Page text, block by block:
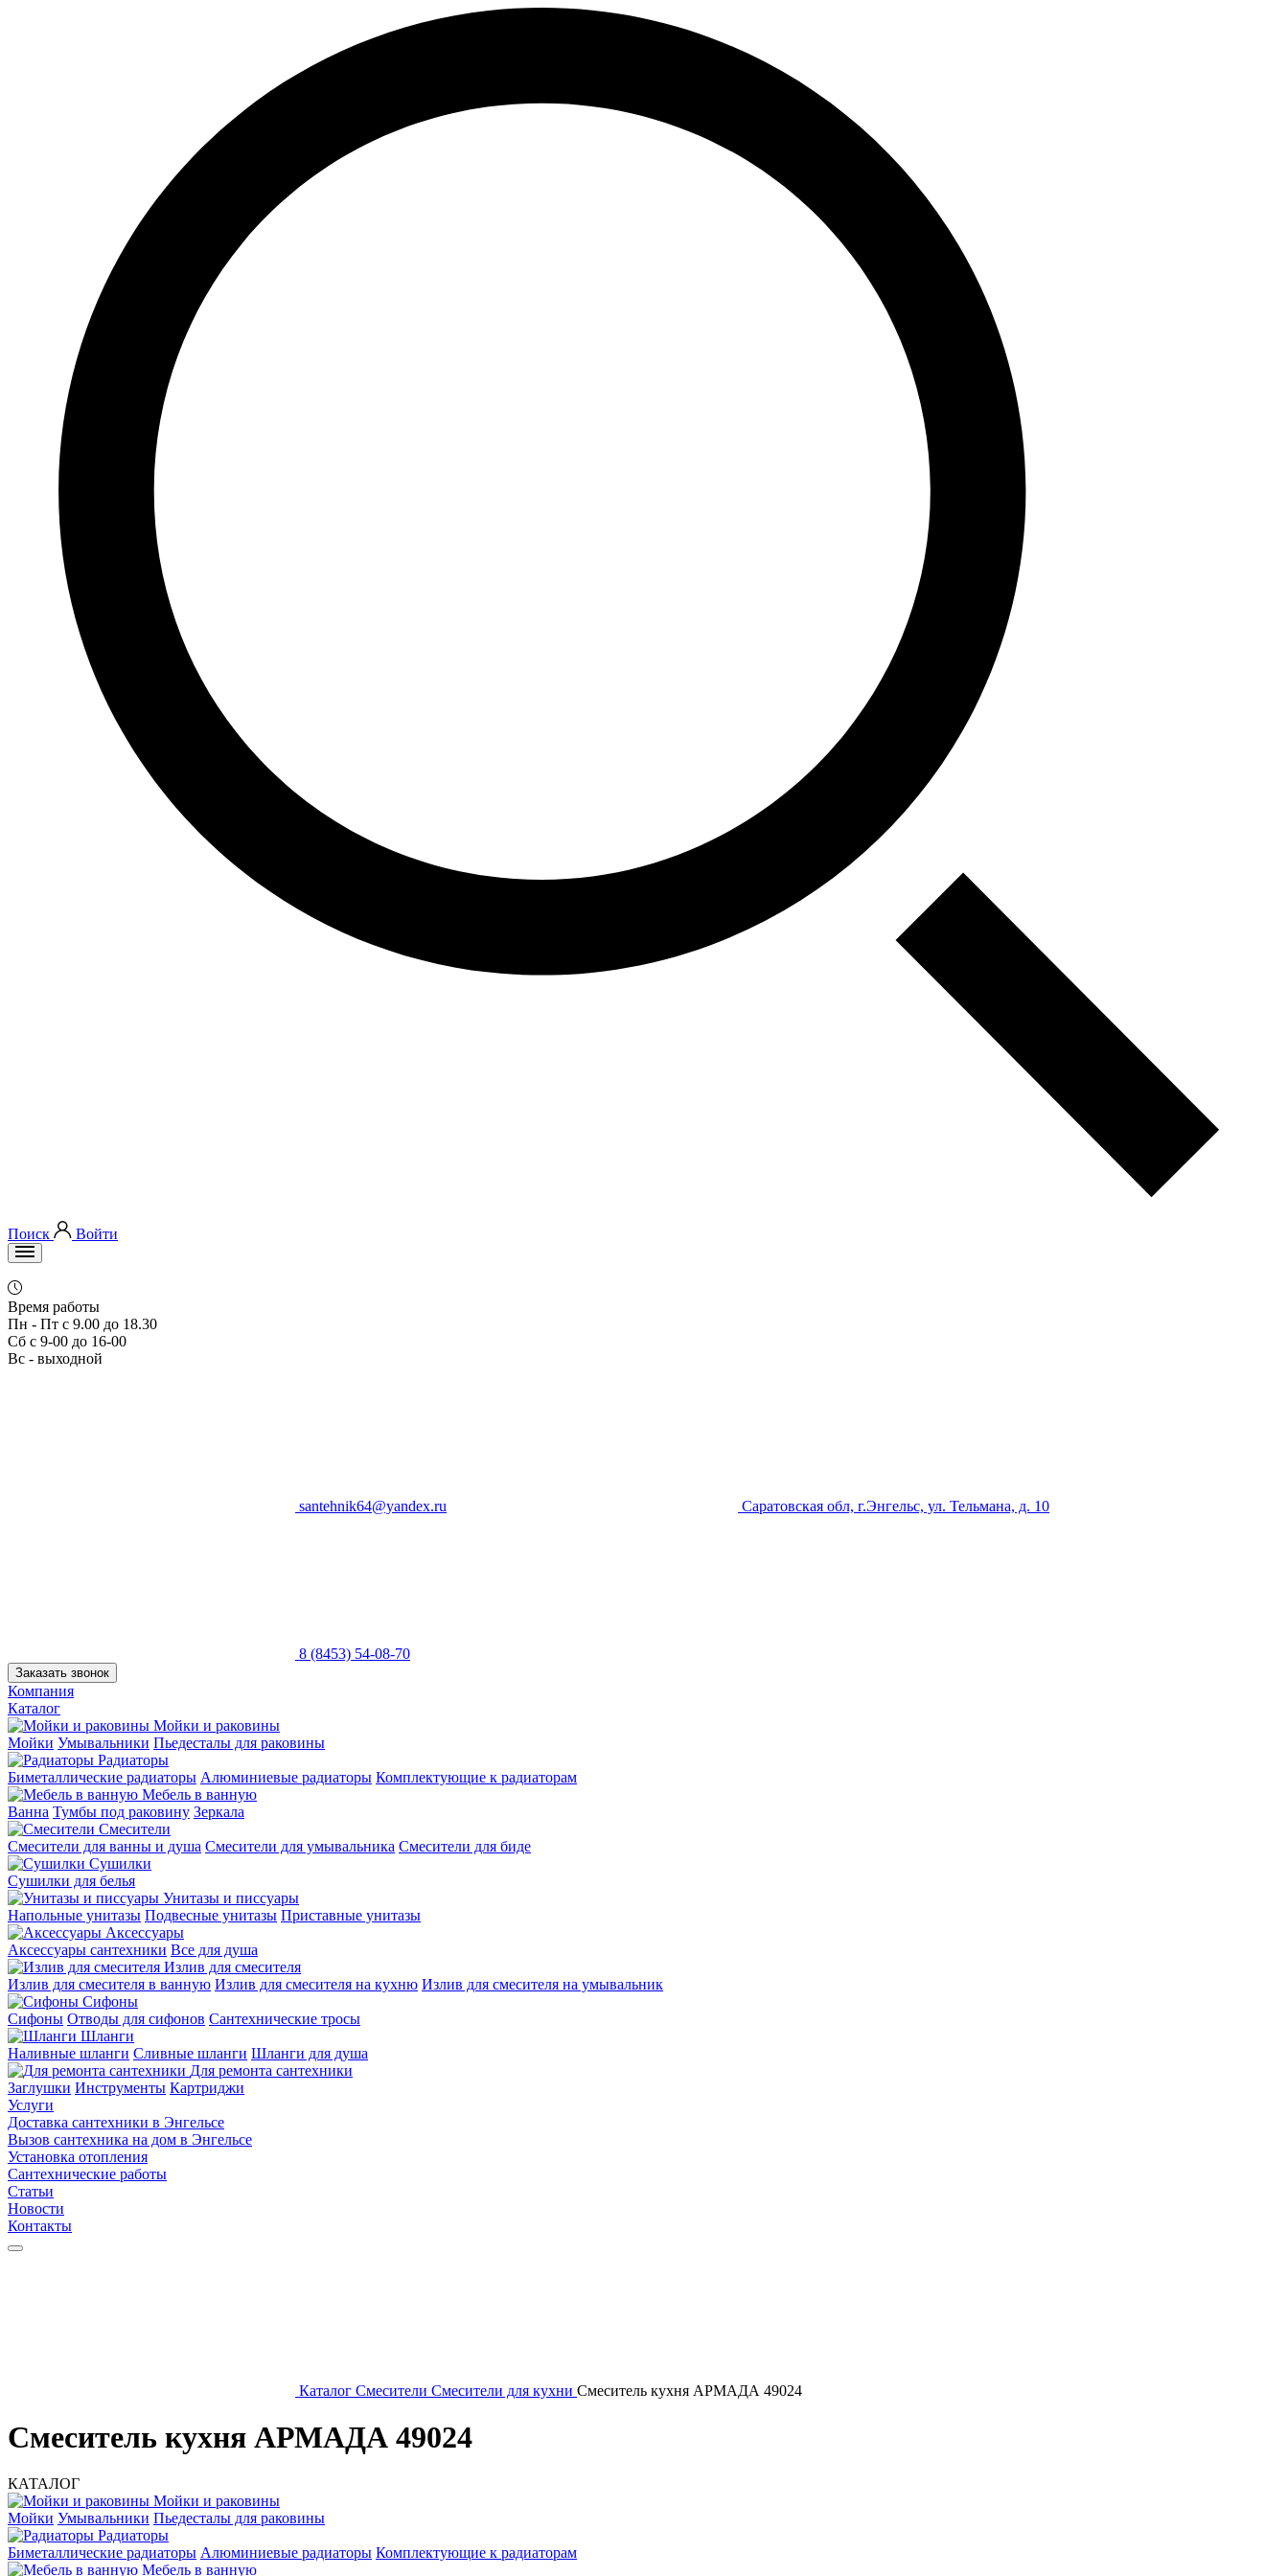
Поиск Войти
Время работы
Пн - Пт с 9.00 до 18.30
Сб с 9-00 до 16-00
Вс - выходной
santehnik64@yandex.ru Саратовская обл, г.Энгельс, ул. Тельмана, д. 10
8 (8453) 54-08-70
Заказать звонок
Компания
Каталог
Мойки и раковины
Мойки Умывальники Пьедесталы для раковины
Радиаторы
Биметаллические радиаторы Алюминиевые радиаторы Комплектующие к радиаторам
Мебель в ванную
Ванна Тумбы под раковину Зеркала
Смесители
Смесители для ванны и душа Смесители для умывальника Смесители для биде
Сушилки
Сушилки для белья
Унитазы и писсуары
Напольные унитазы Подвесные унитазы Приставные унитазы
Аксессуары
Аксессуары сантехники Все для душа
Излив для смесителя
Излив для смесителя в ванную Излив для смесителя на кухню Излив для смесителя на умывальник
Сифоны
Сифоны Отводы для сифонов Сантехнические тросы
Шланги
Наливные шланги Сливные шланги Шланги для душа
Для ремонта сантехники
Заглушки Инструменты Картриджи
Услуги
Доставка сантехники в Энгельсе
Вызов сантехника на дом в Энгельсе
Установка отопления
Сантехнические работы
Статьи
Новости
Контакты
Каталог Смесители Смесители для кухни Смеситель кухня АРМАДА 49024
Смеситель кухня АРМАДА 49024
КАТАЛОГ
Мойки и раковины
Мойки Умывальники Пьедесталы для раковины
Радиаторы
Биметаллические радиаторы Алюминиевые радиаторы Комплектующие к радиаторам
Мебель в ванную